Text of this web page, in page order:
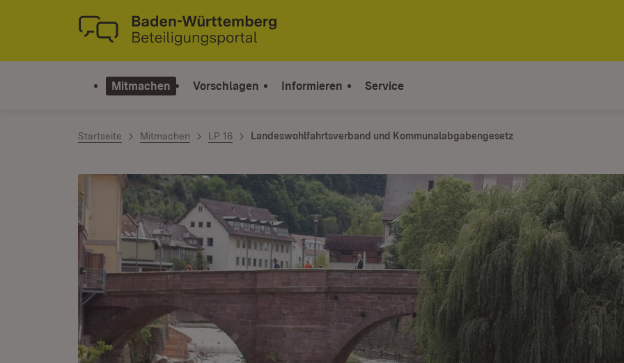
Zum Inhalt springen
Link zur Startseite
Mitmachen Vorschlagen Informieren Service
Startseite Mitmachen LP 16 Landeswohlfahrtsverband und Kommunalabgabengesetz